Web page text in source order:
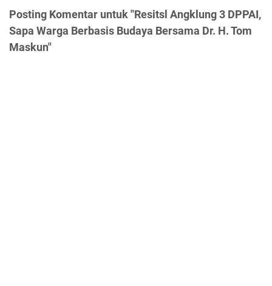
Posting Komentar untuk "Resitsl Angklung 3 DPPAI,
Sapa Warga Berbasis Budaya Bersama Dr. H. Tom
Maskun"